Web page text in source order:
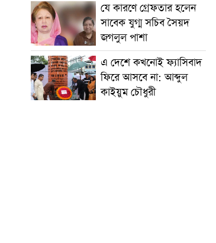
যে কারণে গ্রেফতার হলেন
সাবেক যুগ্ম সচিব সৈয়দ
জগলুল পাশা
এ দেশে কখনোই ফ্যাসিবাদ
ফিরে আসবে না: আব্দুল
কাইয়ুম চৌধুরী